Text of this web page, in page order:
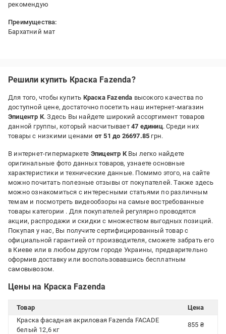
рекомендую
Преимущества:
Бархатний мат
Решили купить Краска Fazenda?
Для того, чтобы купить Краска Fazenda высокого качества по
доступной цене, достаточно посетить наш интернет-магазин
Эпицентр К. Здесь Вы найдете широкий ассортимент товаров
данной группы, который насчитывает 47 единиц. Среди них
товары с низкими ценами от 51 до 26697.85 грн.
В интернет-гипермаркете Эпицентр КВы легко найдете
оригинальные фото данных товаров, узнаете основные
характеристики и технические данные. Помимо этого, на сайте
можно почитать полезные отзывы от покупателей. Также здесь
можно ознакомиться с интересными статьями по различным
темам и посмотреть видеообзоры на самые востребованные
товары категории . Для покупателей регулярно проводятся
акции, распродажи и скидки с множеством выгодных позиций.
Покупая у нас, Вы получите сертифицированный товар с
официальной гарантией от производителя, сможете забрать его
в Киеве или в любом другом городе Украины, предварительно
оформив доставку или воспользовавшись бесплатным
самовывозом.
Цены на Краска Fazenda
Товар
Цена
Краска фасадная акриловая Fazenda FACADE
белый 12,6 кг
855 ₴